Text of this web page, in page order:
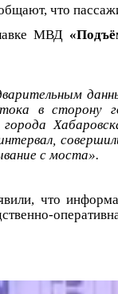
что
МВД
в сторону
с моста».
что